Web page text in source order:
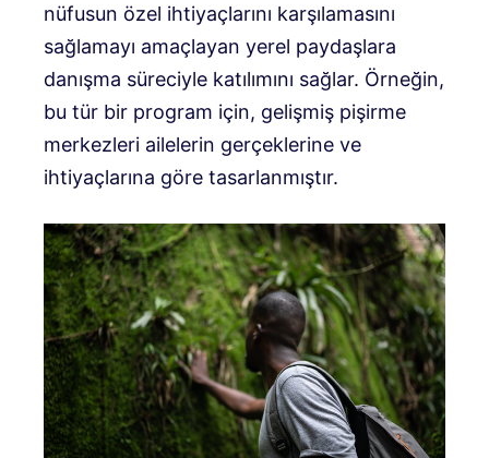
nüfusun özel ihtiyaçlarını karşılamasını
sağlamayı amaçlayan yerel paydaşlara
danışma süreciyle katılımını sağlar. Örneğin,
bu tür bir program için, gelişmiş pişirme
merkezleri ailelerin gerçeklerine ve
ihtiyaçlarına göre tasarlanmıştır.